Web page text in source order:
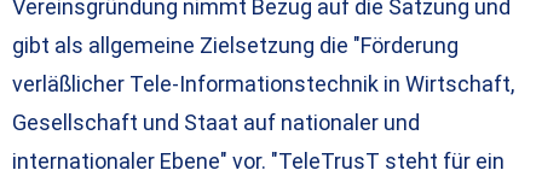
Vereinsgründung nimmt Bezug auf die Satzung und
gibt als allgemeine Zielsetzung die "Förderung
verläßlicher Tele-Informationstechnik in Wirtschaft,
Gesellschaft und Staat auf nationaler und
internationaler Ebene" vor. "TeleTrusT steht für ein